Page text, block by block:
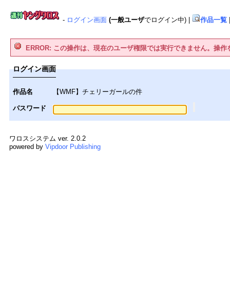
- ログイン画面 (一般ユーザでログイン中) 作品一覧
ERROR: この操作は、現在のユーザ権限では実行できません。操
ログイン画面
作品名 【WMF】チェリーガールの件
パスワード
ワロスシステム ver. 2.0.2
powered byVipdoor Publishing